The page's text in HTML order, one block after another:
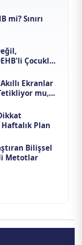
mi? Sınırı
Çocukla
Ekranlar
mu,
Plan
Bilişsel
Metotlar